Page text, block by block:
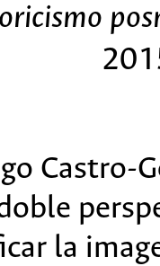
Castro-
la